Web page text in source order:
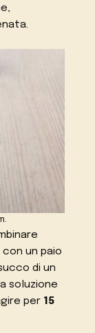
un paio
di un
soluzione
per 15